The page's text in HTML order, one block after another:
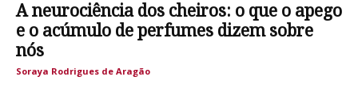
A neurociência dos cheiros: o que o apego
e o acúmulo de perfumes dizem sobre
nós
Soraya Rodrigues de Aragão